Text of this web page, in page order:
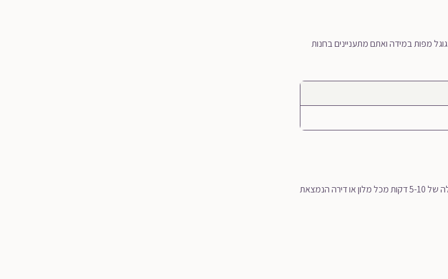
מפות במידה ואתם מתעניינים בחנות
מדרחוב ואצי אוצה ממוקם בלב העיר, בצד של פשט וקרבת הדנובה. ניתן להגיע בהליכה רגלית קלה של 5-10 דקות מכל מלון או דירה הנמצאת